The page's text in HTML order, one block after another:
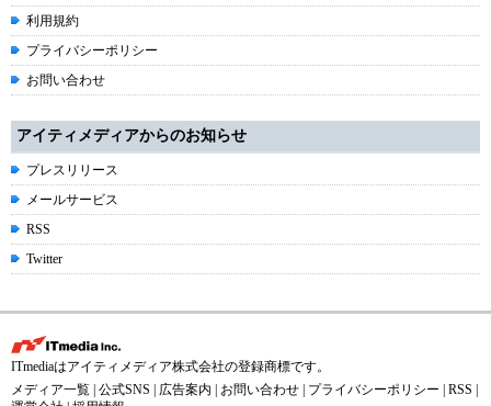
利用規約
プライバシーポリシー
お問い合わせ
アイティメディアからのお知らせ
プレスリリース
メールサービス
RSS
Twitter
ITmediaはアイティメディア株式会社の登録商標です。
メディア一覧 公式SNS 広告案内 お問い合わせ プライバシーポリシー RSS